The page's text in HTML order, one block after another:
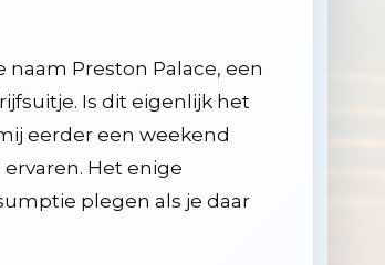
Preston Palace, een
Is dit eigenlijk het
eerder een weekend
Het enige
plegen als je daar